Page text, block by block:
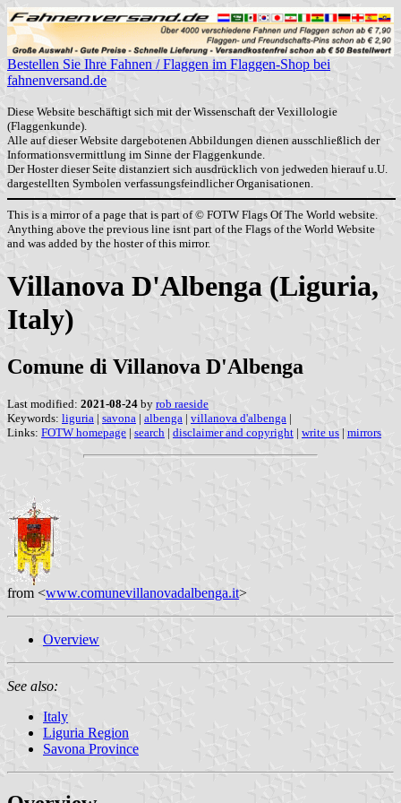
Bestellen Sie Ihre Fahnen / Flaggen im Flaggen-Shop bei
fahnenversand.de
Diese Website beschäftigt sich mit der Wissenschaft der Vexillologie
(Flaggenkunde).
Alle auf dieser Website dargebotenen Abbildungen dienen ausschließlich der
Informationsvermittlung im Sinne der Flaggenkunde.
Der Hoster dieser Seite distanziert sich ausdrücklich von jedweden hierauf u.U.
dargestellten Symbolen verfassungsfeindlicher Organisationen.
This is a mirror of a page that is part of © FOTW Flags Of The World website.
Anything above the previous line isnt part of the Flags of the World Website
and was added by the hoster of this mirror.
Villanova D'Albenga (Liguria,
Italy)
Comune di Villanova D'Albenga
Last modified: 2021-08-24 by rob raeside
Keywords: liguria | savona | albenga | villanova d'albenga |
Links: FOTW homepage | search | disclaimer and copyright | write us | mirrors
from <www.comunevillanovadalbenga.it>
Overview
See also:
Italy
Liguria Region
Savona Province